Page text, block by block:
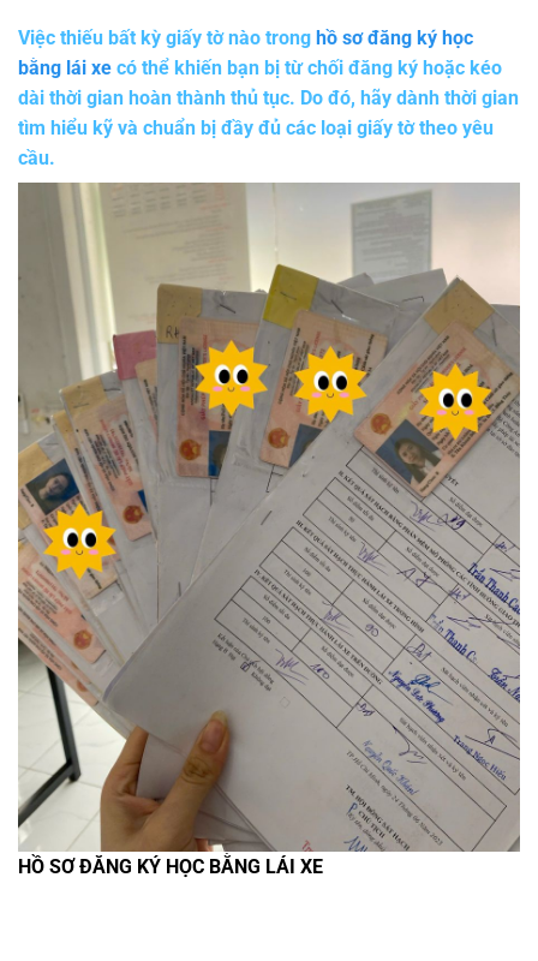
Việc thiếu bất kỳ giấy tờ nào trong hồ sơ đăng ký học
bằng lái xe có thể khiến bạn bị từ chối đăng ký hoặc kéo
dài thời gian hoàn thành thủ tục. Do đó, hãy dành thời gian
tìm hiểu kỹ và chuẩn bị đầy đủ các loại giấy tờ theo yêu
cầu.
HỒ SƠ ĐĂNG KÝ HỌC BẰNG LÁI XE